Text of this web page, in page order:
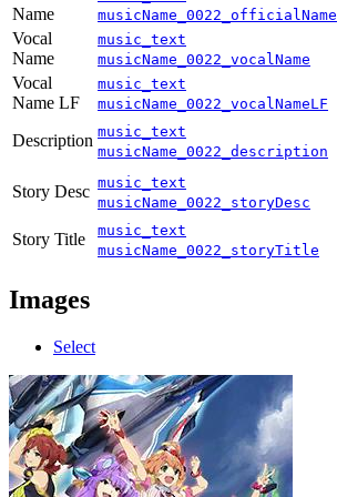
Name
musicName_0022_officialName
Vocal
Name
music_text
musicName_0022_vocalName
Vocal
Name LF
music_text
musicName_0022_vocalNameLF
Description music_text
musicName_0022_description
Story Desc music_text
musicName_0022_storyDesc
Story Title
music_text
musicName_0022_storyTitle
Images
Select